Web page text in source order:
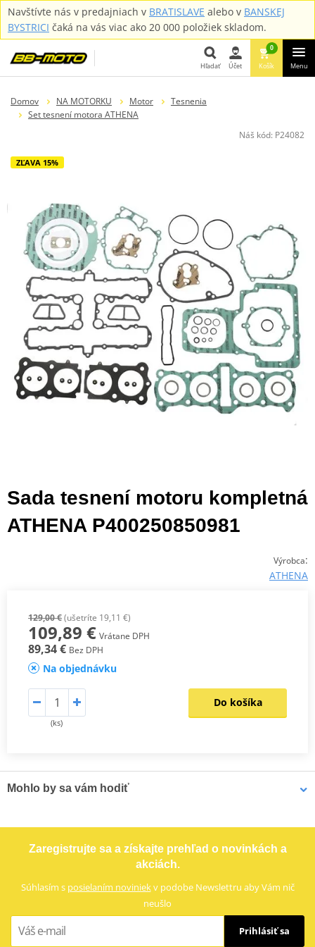
Navštívte nás v predajniach v BRATISLAVE alebo v BANSKEJ
BYSTRICI čaká na vás viac ako 20 000 položiek skladom.
Hľadať Účet
0
Košík Menu
Domov NA MOTORKU Motor
Tesnenia
Set tesnení motora ATHENA
Náš kód: P24082
ZĽAVA 15%
Sada tesnení motoru kompletná
ATHENA P400250850981
Výrobca:
ATHENA
129,00 €(ušetríte 19,11 €)
109,89 € Vrátane DPH
89,34 € Bez DPH
Na objednávku
(ks)
Do košíka
Mohlo by sa vám hodiť
Zaregistrujte sa a získajte prehľad o novinkách a
akciách.
Súhlasím s posielaním noviniekv podobe Newslettru aby Vám nič
neušlo
Prihlásiť sa